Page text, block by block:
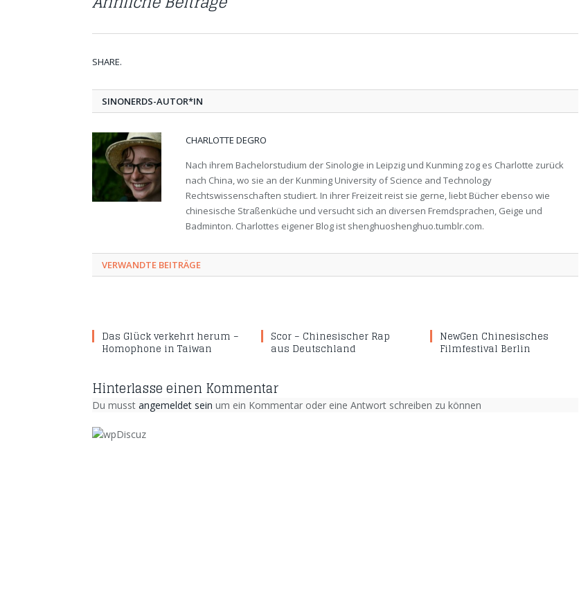
SHARE.
SINONERDS-AUTOR*IN
CHARLOTTE DEGRO
Nach ihrem Bachelorstudium der Sinologie in Leipzig und Kunming zog es Charlotte zurück
nach China, wo sie an der Kunming University of Science and Technology
Rechtswissenschaften studiert. In ihrer Freizeit reist sie gerne, liebt Bücher ebenso wie
chinesische Straßenküche und versucht sich an diversen Fremdsprachen, Geige und
Badminton. Charlottes eigener Blog ist shenghuoshenghuo.tumblr.com.​
VERWANDTE BEITRÄGE
Das Glück verkehrt herum –
Homophone in Taiwan
Scor – Chinesischer Rap
aus Deutschland
NewGen Chinesisches
Filmfestival Berlin
Hinterlasse einen Kommentar
Du musst angemeldet sein um ein Kommentar oder eine Antwort schreiben zu können